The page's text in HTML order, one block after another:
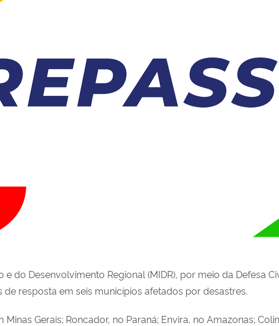
e do Desenvolvimento Regional (MIDR), por meio da Defesa
de resposta em seis municípios afetados por desastres.
Gerais; Roncador, no Paraná; Envira, no Amazonas;